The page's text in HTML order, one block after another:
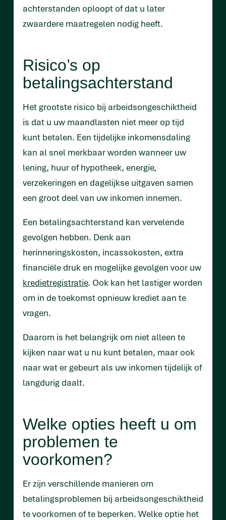
achterstanden oploopt of dat u later
zwaardere maatregelen nodig heeft.
Risico’s op
betalingsachterstand
Het grootste risico bij arbeidsongeschiktheid
is dat u uw maandlasten niet meer op tijd
kunt betalen. Een tijdelijke inkomensdaling
kan al snel merkbaar worden wanneer uw
lening, huur of hypotheek, energie,
verzekeringen en dagelijkse uitgaven samen
een groot deel van uw inkomen innemen.
Een betalingsachterstand kan vervelende
gevolgen hebben. Denk aan
herinneringskosten, incassokosten, extra
financiële druk en mogelijke gevolgen voor uw
kredietregistratie. Ook kan het lastiger worden
om in de toekomst opnieuw krediet aan te
vragen.
Daarom is het belangrijk om niet alleen te
kijken naar wat u nu kunt betalen, maar ook
naar wat er gebeurt als uw inkomen tijdelijk of
langdurig daalt.
Welke opties heeft u om
problemen te
voorkomen?
Er zijn verschillende manieren om
betalingsproblemen bij arbeidsongeschiktheid
te voorkomen of te beperken. Welke optie het